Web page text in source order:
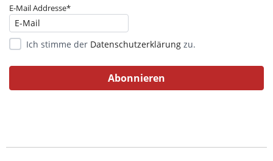
E-Mail Addresse*
Ich stimme der Datenschutzerklärung zu.